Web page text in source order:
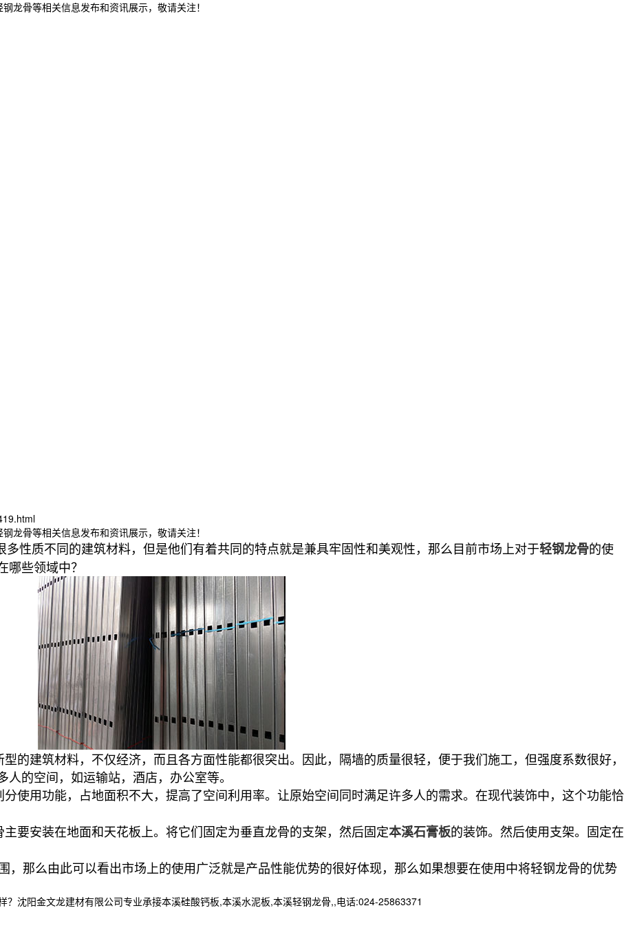
龙骨等相关信息发布和资讯展示，敬请关注！
龙骨等相关信息发布和资讯展示，敬请关注！
性质不同的建筑材料，但是他们有着共同的特点就是兼具牢固性和美观性，那么目前市场上对于轻钢龙骨的使
哪些领域中？
的建筑材料，不仅经济，而且各方面性能都很突出。因此，隔墙的质量很轻，便于我们施工，但强度系数很好，
的空间，如运输站，酒店，办公室等。
使用功能，占地面积不大，提高了空间利用率。让原始空间同时满足许多人的需求。在现代装饰中，这个功能恰
要安装在地面和天花板上。将它们固定为垂直龙骨的支架，然后固定本溪石膏板的装饰。然后使用支架。固定在
那么由此可以看出市场上的使用广泛就是产品性能优势的很好体现，那么如果想要在使用中将轻钢龙骨的优势
沈阳金文龙建材有限公司专业承接本溪硅酸钙板,本溪水泥板,本溪轻钢龙骨,,电话:024-25863371